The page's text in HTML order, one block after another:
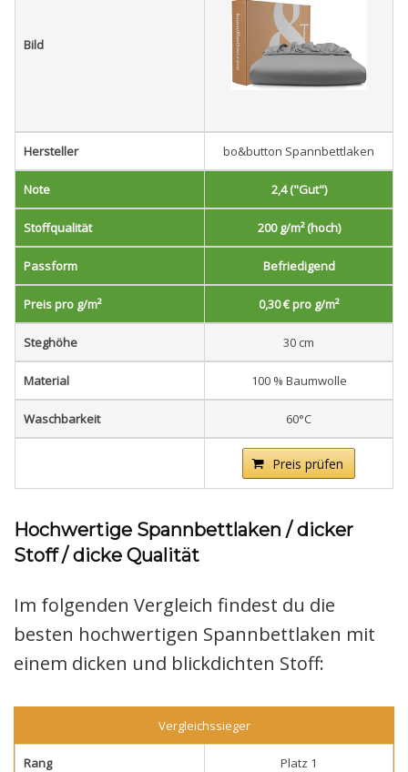
Bild
Hersteller bo&button Spannbettlaken
Note 2,4 ("Gut")
Stoffqualität 200 g/m² (hoch)
Passform Befriedigend
Preis pro g/m² 0,30 € pro g/m²
Steghöhe 30 cm
Material 100 % Baumwolle
Waschbarkeit 60°C
Preis prüfen
Hochwertige Spannbettlaken / dicker
Stoff / dicke Qualität
Im folgenden Vergleich findest du die
besten hochwertigen Spannbettlaken mit
einem dicken und blickdichten Stoff:
Vergleichssieger
Rang Platz 1